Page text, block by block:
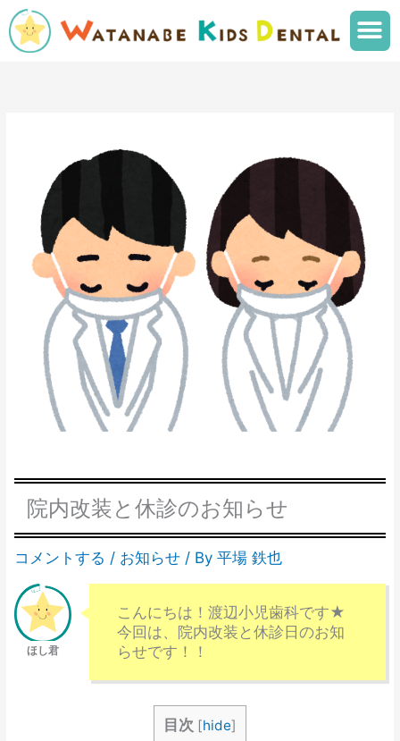
容
メ
ニ
ュ
院内改装と休診のお知らせ
コメントする / お知らせ/ By 平場 鉄也
こんにちは！渡辺小児歯科です★
今回は、院内改装と休診日のお知
らせです！！
目次 [hide]